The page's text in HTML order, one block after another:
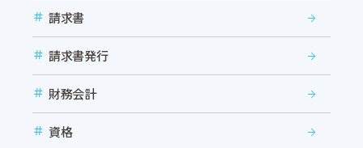
請求書
請求書発行
財務会計
資格